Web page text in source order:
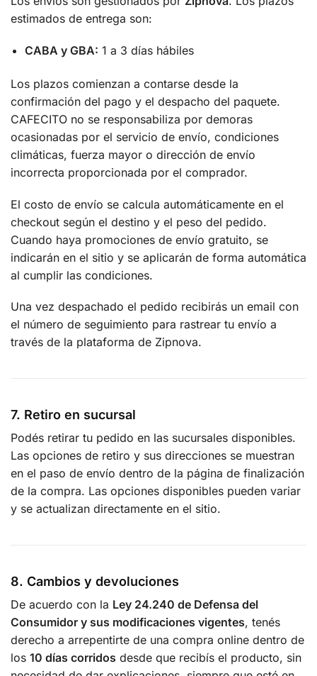
estimados de entrega son:
CABA y GBA: 1 a 3 días hábiles
Los plazos comienzan a contarse desde la
confirmación del pago y el despacho del paquete.
CAFECITO no se responsabiliza por demoras
ocasionadas por el servicio de envío, condiciones
climáticas, fuerza mayor o dirección de envío
incorrecta proporcionada por el comprador.
El costo de envío se calcula automáticamente en el
checkout según el destino y el peso del pedido.
Cuando haya promociones de envío gratuito, se
indicarán en el sitio y se aplicarán de forma automática
al cumplir las condiciones.
Una vez despachado el pedido recibirás un email con
el número de seguimiento para rastrear tu envío a
través de la plataforma de Zipnova.
7. Retiro en sucursal
Podés retirar tu pedido en las sucursales disponibles.
Las opciones de retiro y sus direcciones se muestran
en el paso de envío dentro de la página de finalización
de la compra. Las opciones disponibles pueden variar
y se actualizan directamente en el sitio.
8. Cambios y devoluciones
De acuerdo con la Ley 24.240 de Defensa del
Consumidor y sus modificaciones vigentes, tenés
derecho a arrepentirte de una compra online dentro de
los 10 días corridos desde que recibís el producto, sin